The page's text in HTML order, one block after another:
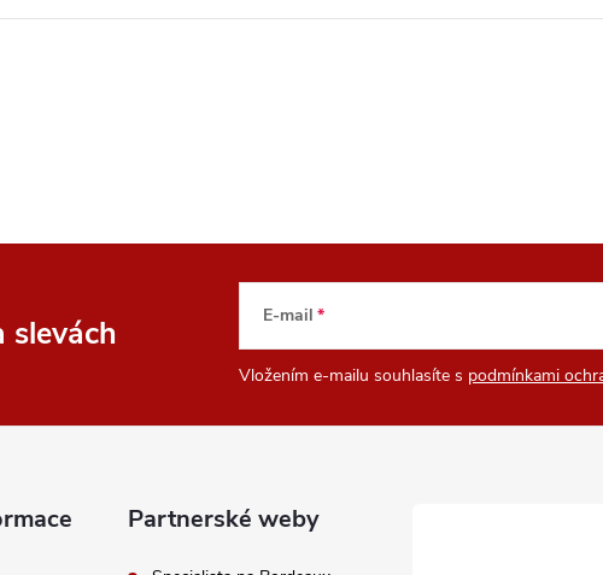
slevách E-mail
Vložením e-mailu souhlasíte s podmínkami
Partnerské weby